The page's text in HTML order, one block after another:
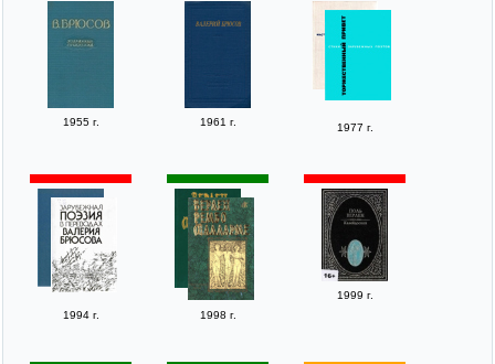
1955 г. 1961 г. 1977 г.
1994 г. 1998 г.
1999 г.